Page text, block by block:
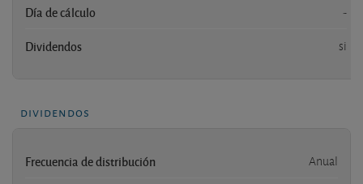
Día de cálculo -
Dividendos si
dividendos
Frecuencia de distribución Anual